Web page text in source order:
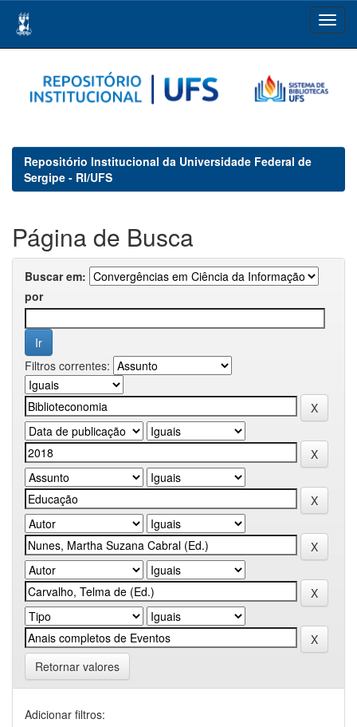
navigation
Repositório Institucional da Universidade Federal de
Sergipe - RI/UFS
Página de Busca
Buscar em:
por
Filtros correntes:
Retornar valores
Adicionar filtros: